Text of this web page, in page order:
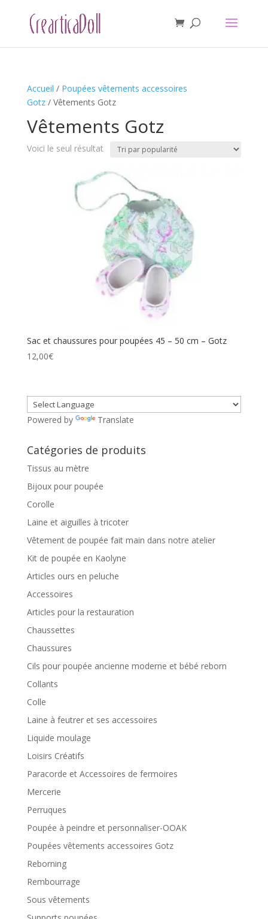
Accueil / Poupées vêtements accessoires
Gotz/ Vêtements Gotz
Vêtements Gotz
Voici le seul résultat
Sac et chaussures pour poupées 45 – 50 cm – Gotz
12,00€
Powered by Translate
Catégories de produits
Tissus au mètre
Bijoux pour poupée
Corolle
Laine et aiguilles à tricoter
Vêtement de poupée fait main dans notre atelier
Kit de poupée en Kaolyne
Articles ours en peluche
Accessoires
Articles pour la restauration
Chaussettes
Chaussures
Cils pour poupée ancienne moderne et bébé reborn
Collants
Colle
Laine à feutrer et ses accessoires
Liquide moulage
Loisirs Créatifs
Paracorde et Accessoires de fermoires
Mercerie
Perruques
Poupée à peindre et personnaliser-OOAK
Poupées vêtements accessoires Gotz
Reborning
Rembourrage
Sous vêtements